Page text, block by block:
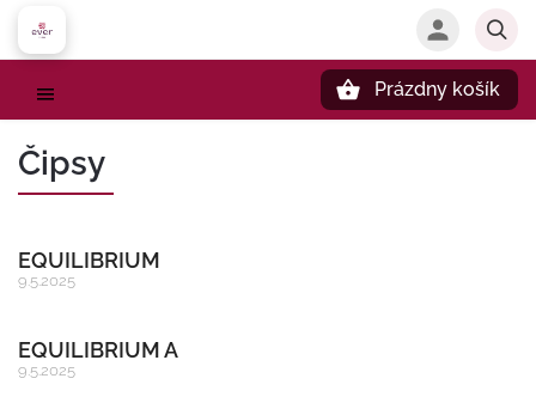
Prázdny košík
Čipsy
EQUILIBRIUM
9.5.2025
EQUILIBRIUM A
9.5.2025